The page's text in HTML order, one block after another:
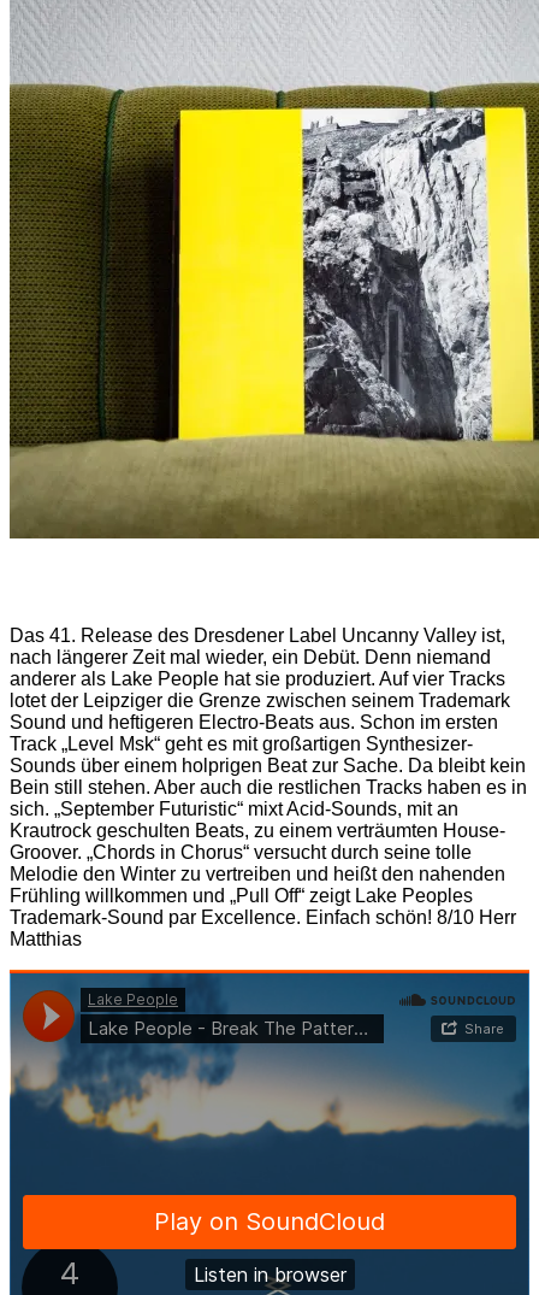
Das 41. Release des Dresdener Label Uncanny Valley ist,
nach längerer Zeit mal wieder, ein Debüt. Denn niemand
anderer als Lake People hat sie produziert. Auf vier Tracks
lotet der Leipziger die Grenze zwischen seinem Trademark
Sound und heftigeren Electro-Beats aus. Schon im ersten
Track „Level Msk“ geht es mit großartigen Synthesizer-
Sounds über einem holprigen Beat zur Sache. Da bleibt kein
Bein still stehen. Aber auch die restlichen Tracks haben es in
sich. „September Futuristic“ mixt Acid-Sounds, mit an
Krautrock geschulten Beats, zu einem verträumten House-
Groover. „Chords in Chorus“ versucht durch seine tolle
Melodie den Winter zu vertreiben und heißt den nahenden
Frühling willkommen und „Pull Off“ zeigt Lake Peoples
Trademark-Sound par Excellence. Einfach schön! 8/10 Herr
Matthias